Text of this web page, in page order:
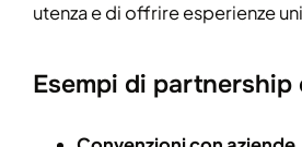
utenza e di offrire esperienze
Esempi di